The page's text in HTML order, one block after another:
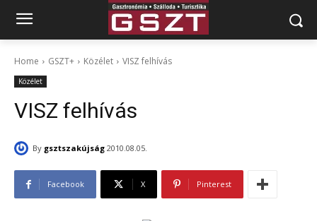
Home GSZT+ Közélet VISZ felhívás
Közélet
VISZ felhívás
By gsztszakújság 2010.08.05.
Facebook X Pinterest